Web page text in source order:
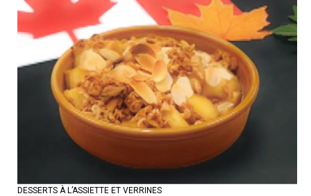
DESSERTS À L’ASSIETTE ET VERRINES